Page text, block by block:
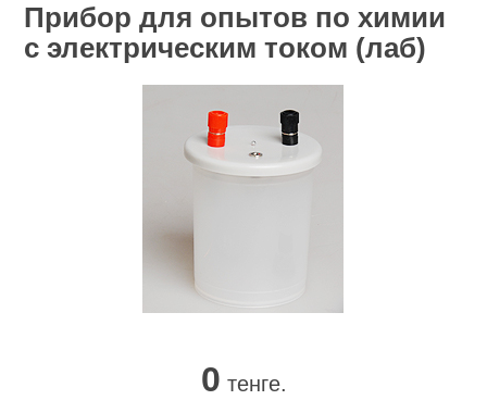
Прибор для опытов по химии
с электрическим током (лаб)
0 тенге.